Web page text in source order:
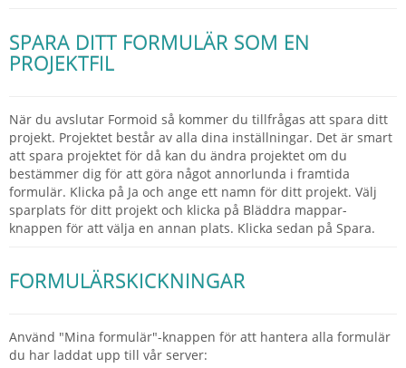
SPARA DITT FORMULÄR SOM EN
PROJEKTFIL
När du avslutar Formoid så kommer du tillfrågas att spara ditt
projekt. Projektet består av alla dina inställningar. Det är smart
att spara projektet för då kan du ändra projektet om du
bestämmer dig för att göra något annorlunda i framtida
formulär. Klicka på Ja och ange ett namn för ditt projekt. Välj
sparplats för ditt projekt och klicka på Bläddra mappar-
knappen för att välja en annan plats. Klicka sedan på Spara.
FORMULÄRSKICKNINGAR
Använd "Mina formulär"-knappen för att hantera alla formulär
du har laddat upp till vår server: